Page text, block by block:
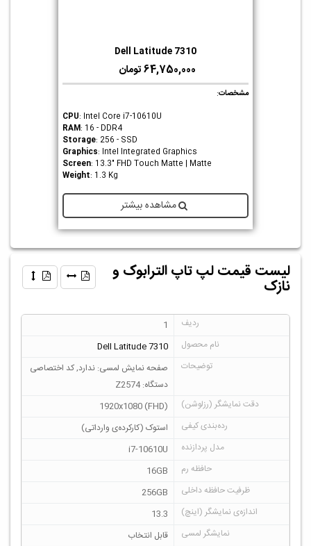
Dell Latitude 7310
64,750,000 تومان
مشخصات:
CPU: Intel Core i7-10610U
RAM: 16 - DDR4
Storage: 256 - SSD
Graphics: Intel Integrated Graphics
Screen: 13.3" FHD Touch Matte | Matte
Weight: 1.3 Kg
مشاهده بیشتر
لیست قیمت لپ تاپ الترابوک و
نازک
1
Dell Latitude 7310
صفحه نمایش لمسی: ندارد, کد اختصاصی
دستگاه: Z2574
1920x1080 (FHD)
استوک (کارکرده‌ی وارداتی)
i7-10610U
16GB
256GB
13.3
قابل انتخاب